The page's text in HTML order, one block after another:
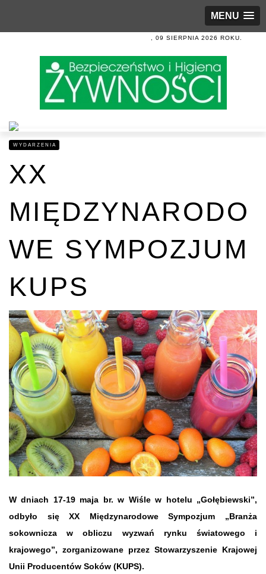
MENU
, 09 SIERPNIA 2026 ROKU.
WYDARZENIA
XX
MIĘDZYNARODO
WE SYMPOZJUM
KUPS
W dniach 17-19 maja br. w Wiśle w hotelu „Gołębiewski”,
odbyło się XX Międzynarodowe Sympozjum „Branża
sokownicza w obliczu wyzwań rynku światowego i
krajowego”, zorganizowane przez Stowarzyszenie Krajowej
Unii Producentów Soków (KUPS).